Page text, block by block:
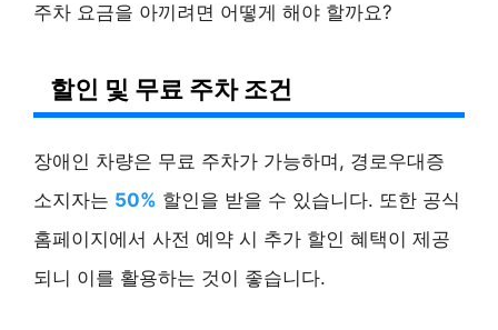
주차 요금을 아끼려면 어떻게 해야 할까요?
할인 및 무료 주차 조건
장애인 차량은 무료 주차가 가능하며, 경로우대증
소지자는 50% 할인을 받을 수 있습니다. 또한 공식
홈페이지에서 사전 예약 시 추가 할인 혜택이 제공
되니 이를 활용하는 것이 좋습니다.